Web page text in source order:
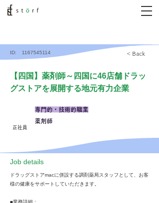
ID: 1167545114 < Back
【四国】薬剤師～四国に46店舗ドラッ
グストアを展開する地元有力企業
正社員
専門的・技術的職業
薬剤師
​Job details
ドラッグストアmacに併設する調剤薬局スタッフとして、お客
様の健康をサポートしていただきます。
■業務詳細：